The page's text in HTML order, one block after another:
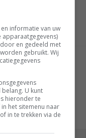
Windows 8.1
informatie van uw
apparaatgegevens)
en gedeeld met
gebruikt. Wij
U kunt
hieronder te
het sitemenu naar
in te trekken via de